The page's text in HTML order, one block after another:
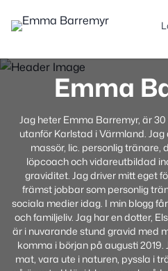
Emma
Jag heter Emma Barremyr, är
utanför Karlstad i Värmland.
massör, lic. personlig tränare,
löpcoach och vidareutbildad
graviditet. Jag driver mitt eget
främst jobbar som personlig
sociala medier idag. I min blogg
och familjeliv. Jag har en dotter,
är i nuvarande stund gravid med
komma i början på augusti
mat, vara ute i naturen, pyssla i